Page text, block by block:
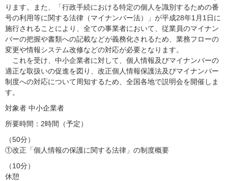
ります。また、「行政手続における特定の個人を識別するための番
号の利用等に関する法律（マイナンバー法）」が平成28年1月1日に
施行されることにより、全ての事業者において、従業員のマイナン
バーの把握や書類への記載などが義務化されるため、業務フローの
変更や情報システム改修などの対応が必要となります。
これを受け、中小企業者に対して、個人情報及びマイナンバーの
適正な取扱いの促進を図り、改正個人情報保護法及びマイナンバー
制度への対応について周知するため、全国各地で説明会を開催しま
す。
対象者 中小企業者
所要時間：2時間（予定）
（50分）
①改正「個人情報の保護に関する法律」の制度概要
（10分）
休憩